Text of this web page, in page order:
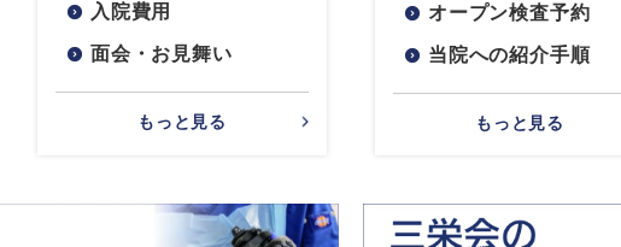
入院費用
面会・お見舞い
もっと見る
オープン検査予約
当院への紹介手順
もっと見る